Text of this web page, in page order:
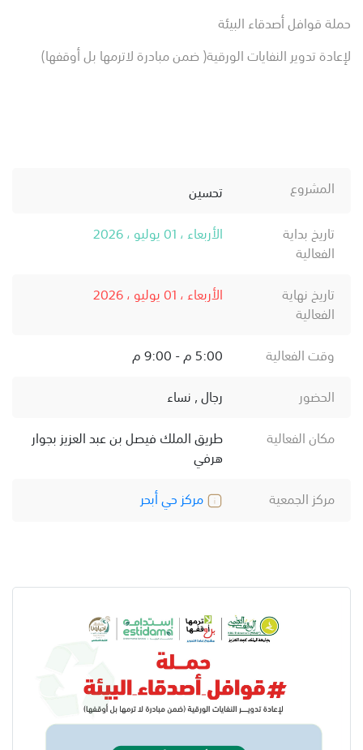
حملة قوافل أصدقاء البيئة
لإعادة تدوير النفايات الورقية( ضمن مبادرة لاترمها بل أوقفها)
المشروع
تحسين
تاريخ بداية
الفعالية
الأربعاء ، 01 يوليو ، 2026
تاريخ نهاية
الفعالية
الأربعاء ، 01 يوليو ، 2026
وقت الفعالية
5:00 م - 9:00 م
الحضور
رجال , نساء
مكان الفعالية
طريق الملك فيصل بن عبد العزيز بجوار
هرفي
مركز الجمعية
مركز حي أبحر